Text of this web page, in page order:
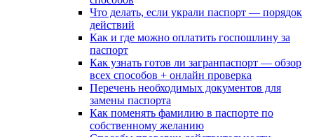
Что делать, если украли паспорт — порядок
действий
Как и где можно оплатить госпошлину за
паспорт
Как узнать готов ли загранпаспорт — обзор
всех способов + онлайн проверка
Перечень необходимых документов для
замены паспорта
Как поменять фамилию в паспорте по
собственному желанию